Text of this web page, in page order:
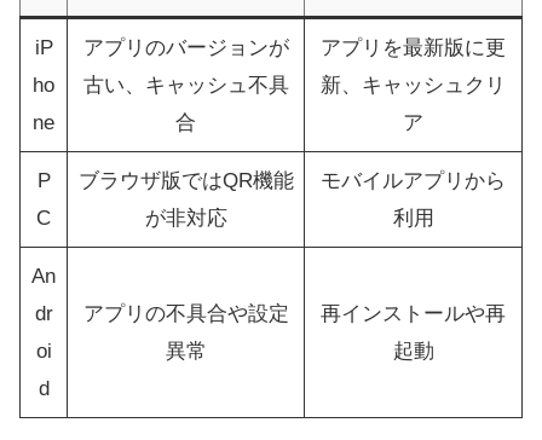
iP
ho
ne
アプリのバージョンが
古い、キャッシュ不具
合
アプリを最新版に更
新、キャッシュクリ
ア
P
C
ブラウザ版ではQR機能
が非対応
モバイルアプリから
利用
An
dr
oi
d
アプリの不具合や設定
異常
再インストールや再
起動